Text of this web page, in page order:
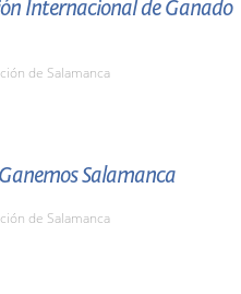
Internacional de Ganado
de Salamanca
Salamanca
de Salamanca